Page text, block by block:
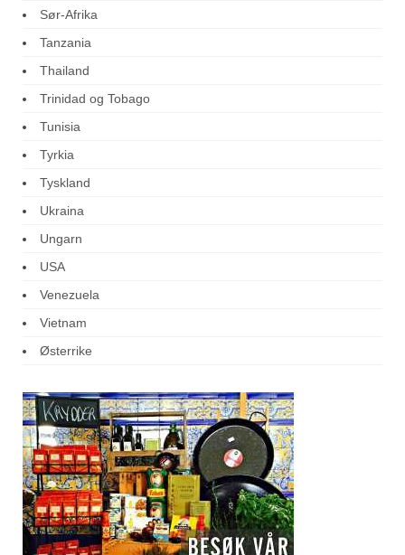
Sør-Afrika
Tanzania
Thailand
Trinidad og Tobago
Tunisia
Tyrkia
Tyskland
Ukraina
Ungarn
USA
Venezuela
Vietnam
Østerrike